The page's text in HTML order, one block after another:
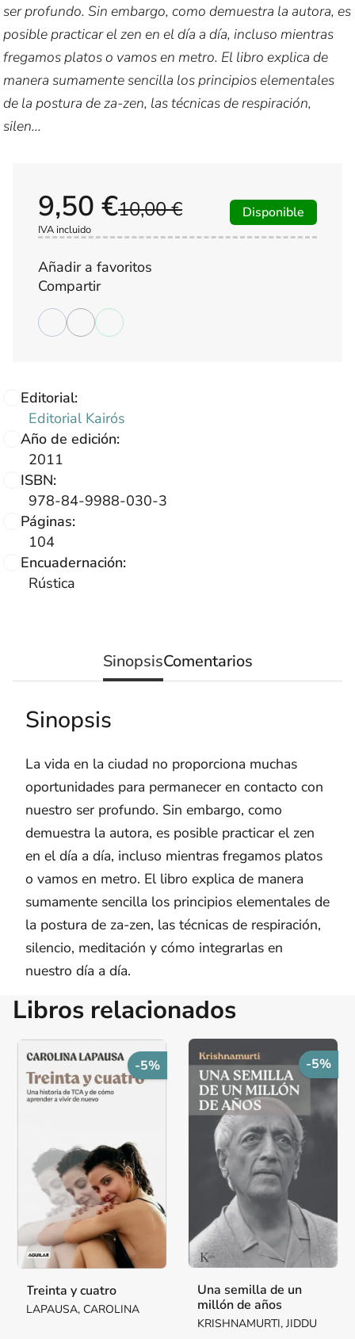
ser profundo. Sin embargo, como demuestra la autora, es
posible practicar el zen en el día a día, incluso mientras
fregamos platos o vamos en metro. El libro explica de
manera sumamente sencilla los principios elementales
de la postura de za-zen, las técnicas de respiración,
silen...
Editorial:
Editorial Kairós
Año de edición:
2011
ISBN:
978-84-9988-030-3
Páginas:
104
Encuadernación:
Rústica
10,00 €
9,50 €
IVA incluido
Disponible
Añadir a favoritos
Compartir
SinopsisComentarios
Sinopsis
La vida en la ciudad no proporciona muchas
oportunidades para permanecer en contacto con
nuestro ser profundo. Sin embargo, como
demuestra la autora, es posible practicar el zen
en el día a día, incluso mientras fregamos platos
o vamos en metro. El libro explica de manera
sumamente sencilla los principios elementales de
la postura de za-zen, las técnicas de respiración,
silencio, meditación y cómo integrarlas en
nuestro día a día.
Libros relacionados
-5%
Treinta y cuatro
LAPAUSA, CAROLINA
-5%
Una semilla de un
millón de años
KRISHNAMURTI, JIDDU